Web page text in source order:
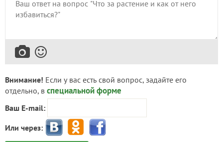
Внимание! Если у вас есть свой вопрос, задайте его
отдельно, в специальной форме
Ваш E-mail:
Или через: